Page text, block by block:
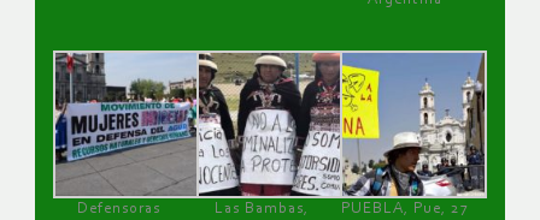
Defensoras
Las Bambas,
PUEBLA, Pue, 27